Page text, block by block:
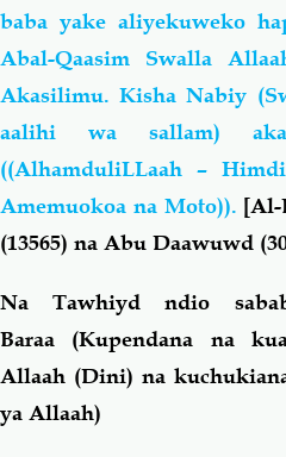
baba yake aliyekuweko
Abal-Qaasim Swalla
Akasilimu. Kisha Nabiy
aalihi wa sallam)
((AlhamduliLLaah –
Amemuokoa na Moto)). [Al-
(13565) na Abu Daawuwd
Na Tawhiyd ndio
Baraa (Kupendana na
Allaah (Dini) na
ya Allaah)